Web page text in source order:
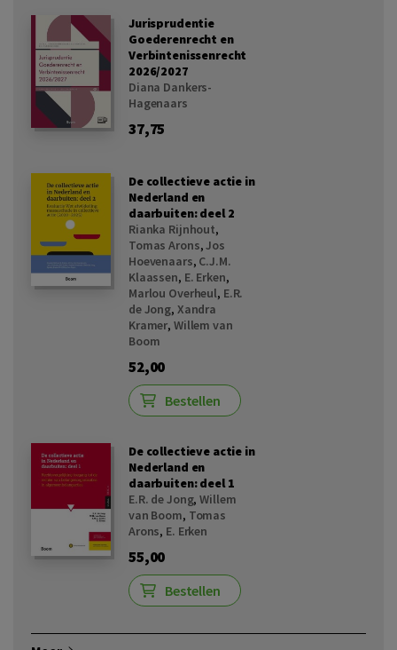
Jurisprudentie
Goederenrecht en
Verbintenissenrecht
2026/2027
Diana Dankers-
Hagenaars
37,75
De collectieve actie in
Nederland en
daarbuiten: deel 2
Rianka Rijnhout,
Tomas Arons,Jos
Hoevenaars, C.J.M.
Klaassen, E. Erken,
Marlou Overheul, E.R.
de Jong, Xandra
Kramer, Willem van
Boom
52,00
Bestellen
De collectieve actie in
Nederland en
daarbuiten: deel 1
E.R. de Jong,Willem
van Boom, Tomas
Arons, E. Erken
55,00
Bestellen